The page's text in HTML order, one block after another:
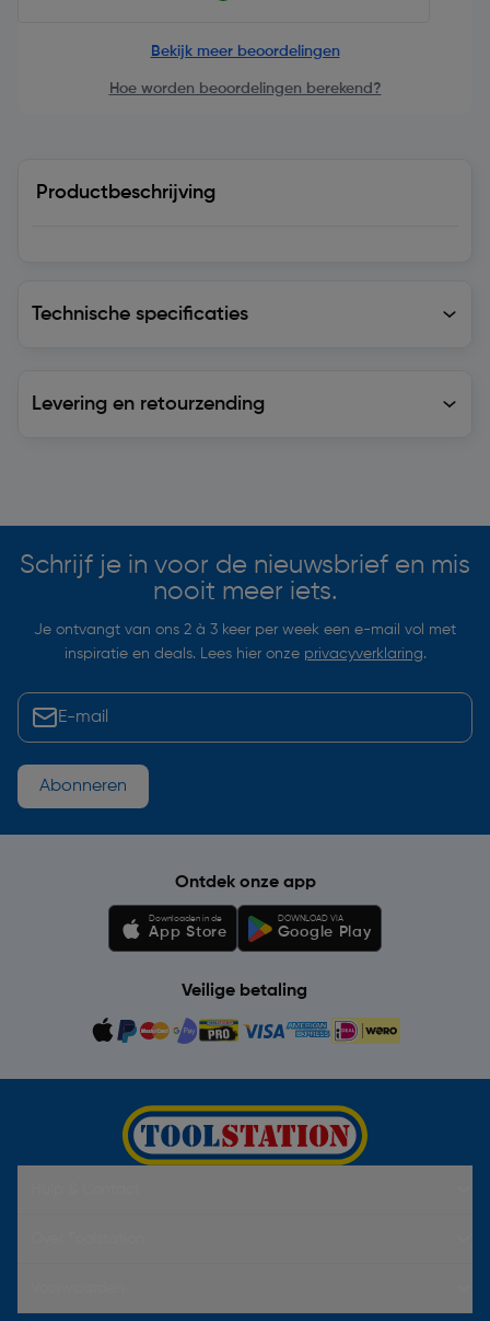
Bekijk meer beoordelingen
Hoe worden beoordelingen berekend?
Productbeschrijving
Technische specificaties
Levering en retourzending
Schrijf je in voor de nieuwsbrief en mis
nooit meer iets.
Je ontvangt van ons 2 à 3 keer per week een e-mail vol met
inspiratie en deals. Lees hier onze privacyverklaring.
Abonneren
Ontdek onze app
Downloaden in de
App Store
DOWNLOAD VIA
Google Play
Veilige betaling